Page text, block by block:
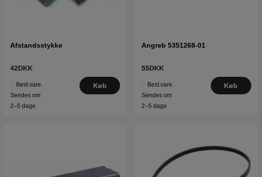
Afstandsstykke
42DKK
Best.vare.
Sendes om
2–5 dage
Køb
Angreb 5351268-01
55DKK
Best.vare.
Sendes om
2–5 dage
Køb